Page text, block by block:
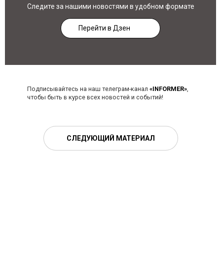
Следите за нашими новостями в удобном формате
Перейти в Дзен
Подписывайтесь на наш телеграм-канал «INFORMER»,
чтобы быть в курсе всех новостей и событий!
СЛЕДУЮЩИЙ МАТЕРИАЛ